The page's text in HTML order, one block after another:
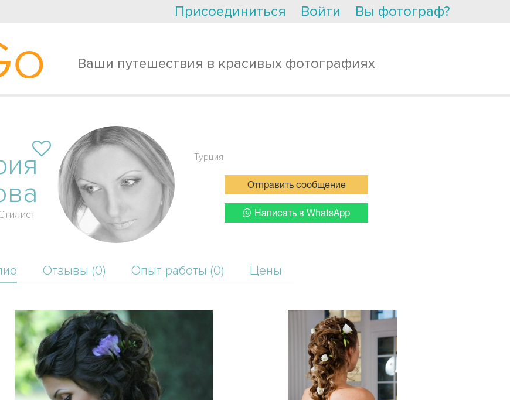
Присоединиться Войти Вы фотограф?
Ваши путешествия в красивых фотографиях
Турция
Отправить сообщение
Написать в WhatsApp
Отзывы (0) Опыт работы (0) Цены